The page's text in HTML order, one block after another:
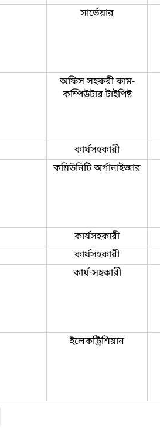
সার্ভেয়ার
অফিস সহকরী কাম-
কম্পিউটার টাইপিষ্ট
কার্যসহকারী
কমিউনিটি অর্গানাইজার
কার্যসহকারী
কার্যসহকারী
কার্য-সহকারী
ইলেকট্রিশিয়ান